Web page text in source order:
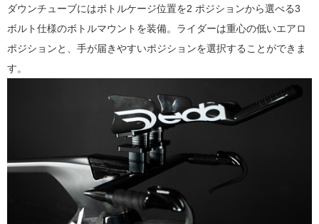
ダウンチューブにはボトルケージ位置を2 ポジションから選べる3
ボルト仕様のボトルマウントを装備。ライダーは重心の低いエアロ
ポジションと、手が届きやすいポジションを選択することができま
す。